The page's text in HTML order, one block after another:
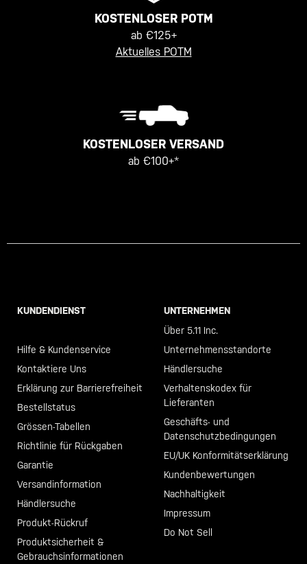
KOSTENLOSER POTM
ab €125+
Aktuelles POTM
KOSTENLOSER VERSAND
ab €100+*
KUNDENDIENST
Hilfe & Kundenservice
Kontaktiere Uns
Erklärung zur Barrierefreiheit
Bestellstatus
Grössen-Tabellen
Richtlinie für Rückgaben
Garantie
Versandinformation
Händlersuche
Produkt-Rückruf
Produktsicherheit &
Gebrauchsinformationen
UNTERNEHMEN
Über 5.11 Inc.
Unternehmensstandorte
Händlersuche
Verhaltenskodex für
Lieferanten
Geschäfts- und
Datenschutzbedingungen
EU/UK Konformitätserklärung
Kundenbewertungen
Nachhaltigkeit
Impressum
Do Not Sell